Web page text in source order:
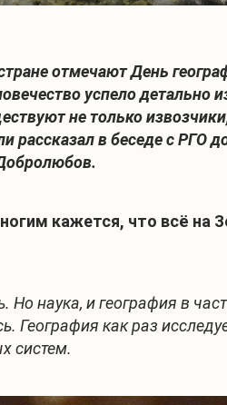
отмечают День
успело
не только
в беседе с РГО
кажется, что всё на
наука, и география в
География как раз
систем.